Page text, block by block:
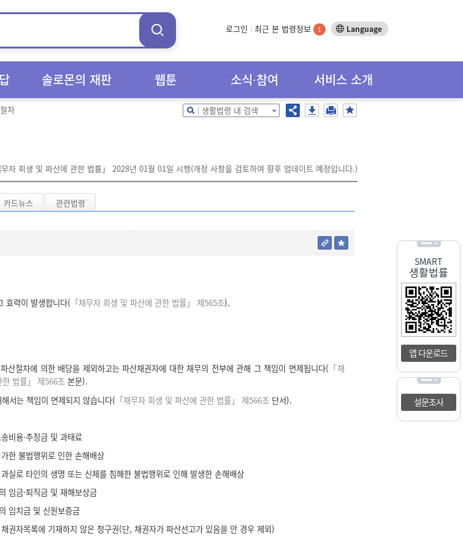
로그인 최근 본 법령정보 1 Language
솔로몬의 재판 웹툰 소식∙참여 서비스 소개
SMART
생활법률
앱 다운로드
설문조사
차 생활법령 내 검색
무자 회생 및 파산에 관한 법률」 2028년 01월 01일 시행(개정 사항을 검토하여 향후 업데이트 예정입니다.)
카드뉴스 관련법령
효력이 발생합니다( 「채무자 회생 및 파산에 관한 법률」 제565조).
산절차에 의한 배당을 제외하고는 파산채권자에 대한 채무의 전부에 관해 그 책임이 면제됩니다( 「채
법률」 제566조 본문).
서는 책임이 면제되지 않습니다( 「채무자 회생 및 파산에 관한 법률」 제566조 단서).
비용·추징금 및 과태료
한 불법행위로 인한 손해배상
실로 타인의 생명 또는 신체를 침해한 불법행위로 인해 발생한 손해배상
임금·퇴직금 및 재해보상금
임치금 및 신원보증금
권자목록에 기재하지 않은 청구권(단, 채권자가 파산선고가 있음을 안 경우 제외)